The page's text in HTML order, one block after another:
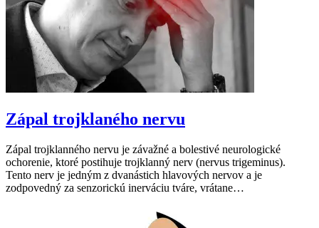
Zápal trojklaného nervu
Zápal trojklanného nervu je závažné a bolestivé neurologické
ochorenie, ktoré postihuje trojklanný nerv (nervus trigeminus).
Tento nerv je jedným z dvanástich hlavových nervov a je
zodpovedný za senzorickú inerváciu tváre, vrátane…